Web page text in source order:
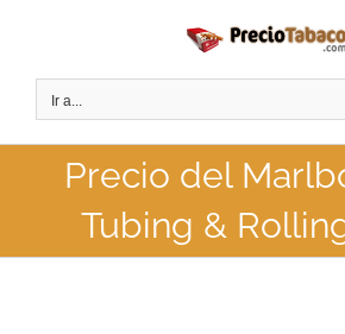
contenido
Ir a...
Precio del
Tubing &